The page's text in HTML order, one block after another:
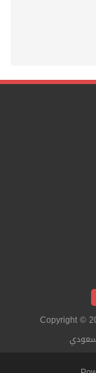
Copyright ©